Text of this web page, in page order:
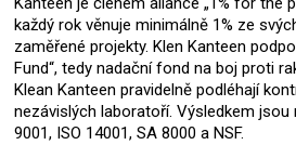
každý rok věnuje minimálně 1% ze
zaměřené projekty. Klen Kanteen
Fund“, tedy nadační fond na boj proti
Klean Kanteen pravidelně podléhají
nezávislých laboratoří. Výsledkem jsou
9001, ISO 14001, SA 8000 a NSF.